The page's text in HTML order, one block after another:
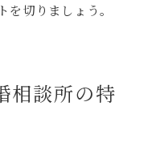
切りましょう。
相談所の特